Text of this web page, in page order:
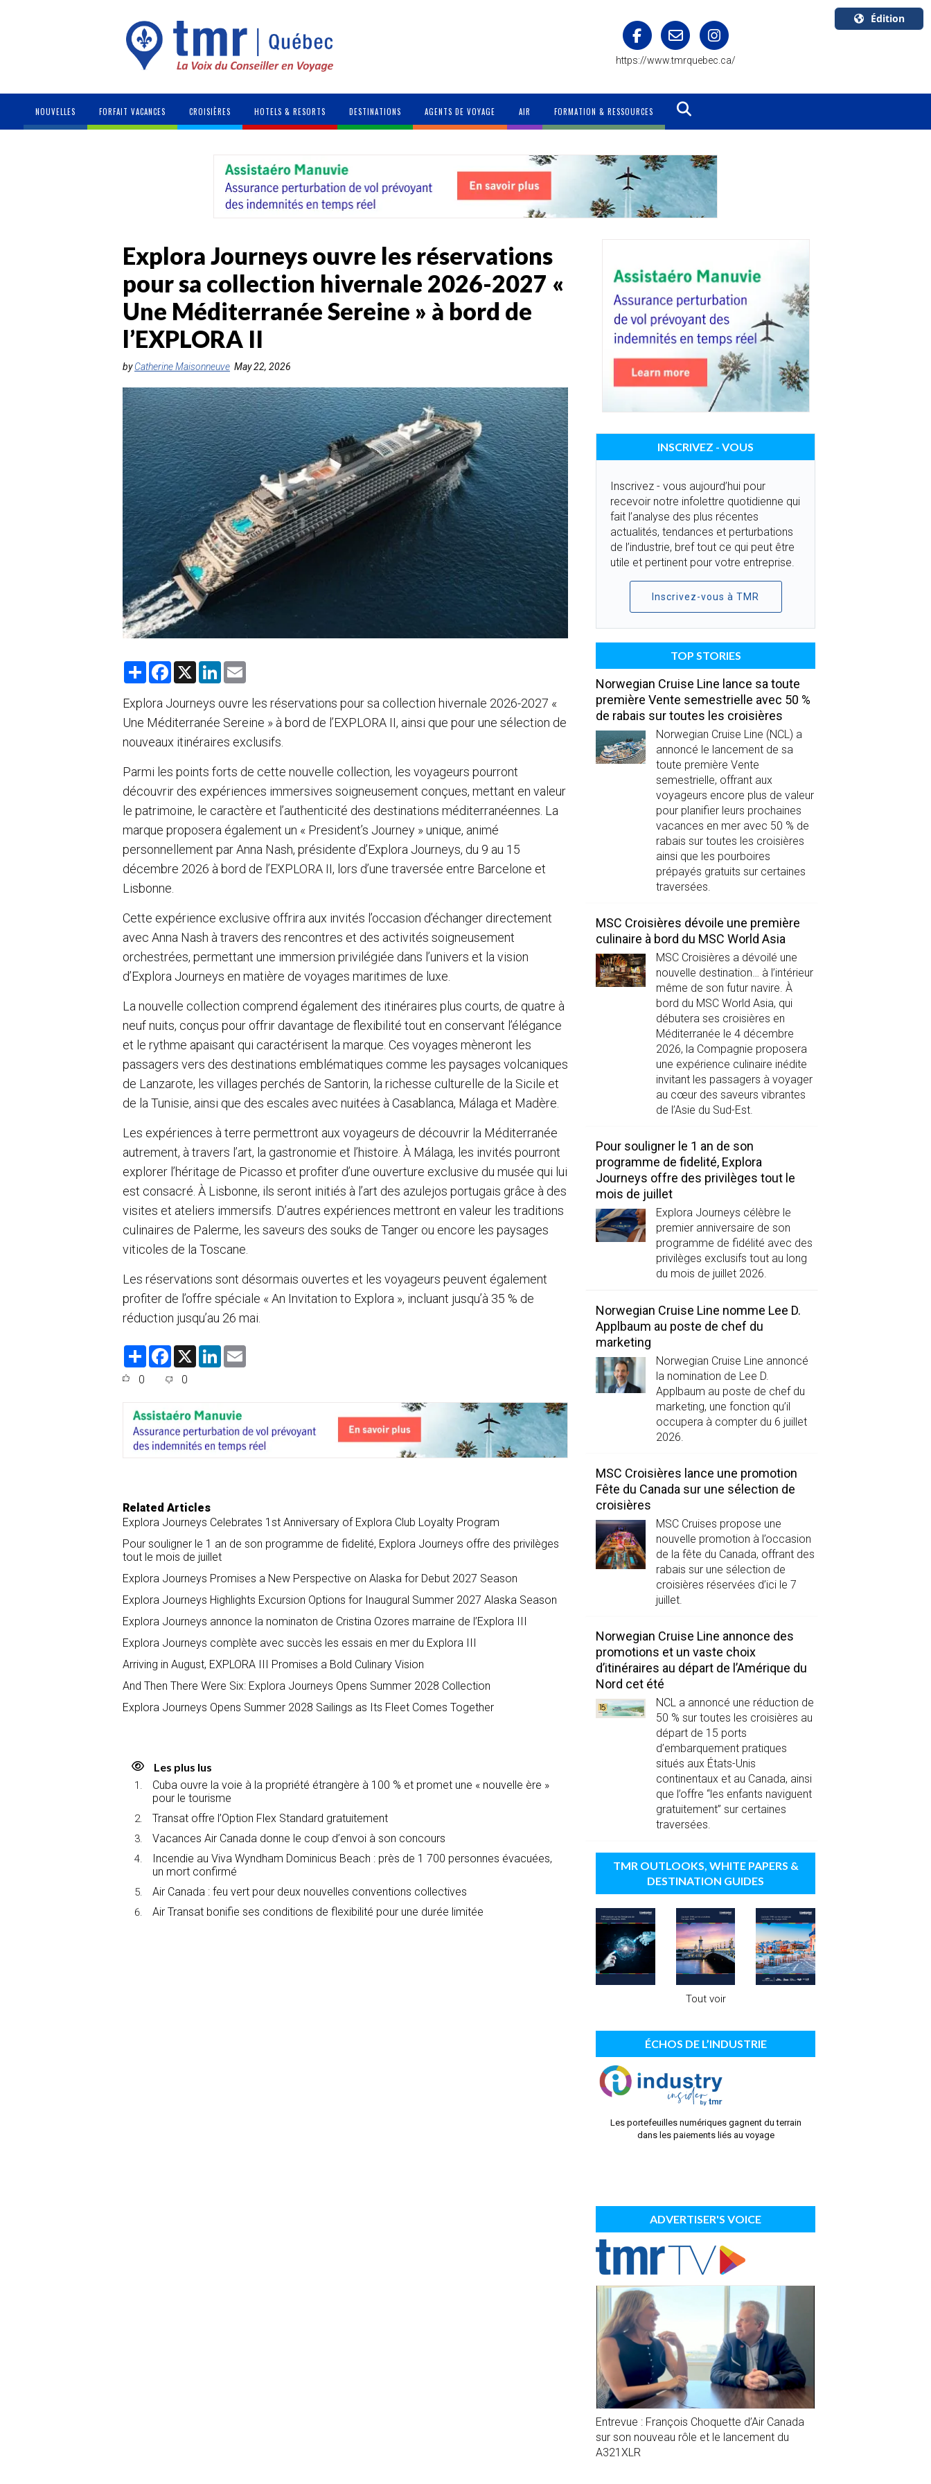
https://www.tmrquebec.ca/
Édition
Canada
NOUVELLES FORFAIT VACANCES CROISIÈRES HOTELS & RESORTS DESTINATIONS AGENTS DE VOYAGE AIR FORMATION & RESSOURCES
Explora Journeys ouvre les réservations
pour sa collection hivernale 2026-2027 «
Une Méditerranée Sereine » à bord de
l’EXPLORA II
byCatherine Maisonneuve May 22, 2026
S
r
e
F
e
b
o
k
X
L
k
e
d
n
i
l
Explora Journeys ouvre les réservations pour sa collection hivernale 2026-2027 «
Une Méditerranée Sereine » à bord de l’EXPLORA II, ainsi que pour une sélection de
nouveaux itinéraires exclusifs.
Parmi les points forts de cette nouvelle collection, les voyageurs pourront
découvrir des expériences immersives soigneusement conçues, mettant en valeur
le patrimoine, le caractère et l’authenticité des destinations méditerranéennes. La
marque proposera également un « President’s Journey » unique, animé
personnellement par Anna Nash, présidente d’Explora Journeys, du 9 au 15
décembre 2026 à bord de l’EXPLORA II, lors d’une traversée entre Barcelone et
Lisbonne.
Cette expérience exclusive offrira aux invités l’occasion d’échanger directement
avec Anna Nash à travers des rencontres et des activités soigneusement
orchestrées, permettant une immersion privilégiée dans l’univers et la vision
d’Explora Journeys en matière de voyages maritimes de luxe.
La nouvelle collection comprend également des itinéraires plus courts, de quatre à
neuf nuits, conçus pour offrir davantage de flexibilité tout en conservant l’élégance
et le rythme apaisant qui caractérisent la marque. Ces voyages mèneront les
passagers vers des destinations emblématiques comme les paysages volcaniques
de Lanzarote, les villages perchés de Santorin, la richesse culturelle de la Sicile et
de la Tunisie, ainsi que des escales avec nuitées à Casablanca, Málaga et Madère.
Les expériences à terre permettront aux voyageurs de découvrir la Méditerranée
autrement, à travers l’art, la gastronomie et l’histoire. À Málaga, les invités pourront
explorer l’héritage de Picasso et profiter d’une ouverture exclusive du musée qui lui
est consacré. À Lisbonne, ils seront initiés à l’art des azulejos portugais grâce à des
visites et ateliers immersifs. D’autres expériences mettront en valeur les traditions
culinaires de Palerme, les saveurs des souks de Tanger ou encore les paysages
viticoles de la Toscane.
Les réservations sont désormais ouvertes et les voyageurs peuvent également
profiter de l’offre spéciale « An Invitation to Explora », incluant jusqu’à 35 % de
réduction jusqu’au 26 mai.
S
F
e
o
k
X
L
I
n
0 0
Related Articles
Explora Journeys Celebrates 1st Anniversary of Explora Club Loyalty Program
Pour souligner le 1 an de son programme de fidelité, Explora Journeys offre des privilèges
tout le mois de juillet
Explora Journeys Promises a New Perspective on Alaska for Debut 2027 Season
Explora Journeys Highlights Excursion Options for Inaugural Summer 2027 Alaska Season
Explora Journeys annonce la nominaton de Cristina Ozores marraine de l’Explora III
Explora Journeys complète avec succès les essais en mer du Explora III
Arriving in August, EXPLORA III Promises a Bold Culinary Vision
And Then There Were Six: Explora Journeys Opens Summer 2028 Collection
Explora Journeys Opens Summer 2028 Sailings as Its Fleet Comes Together
Les plus lus
Cuba ouvre la voie à la propriété étrangère à 100 % et promet une « nouvelle ère »
pour le tourisme
Transat offre l’Option Flex Standard gratuitement
Vacances Air Canada donne le coup d’envoi à son concours
Incendie au Viva Wyndham Dominicus Beach : près de 1 700 personnes évacuées,
un mort confirmé
Air Canada : feu vert pour deux nouvelles conventions collectives
Air Transat bonifie ses conditions de flexibilité pour une durée limitée
INSCRIVEZ - VOUS
Inscrivez - vous aujourd’hui pour
recevoir notre infolettre quotidienne qui
fait l’analyse des plus récentes
actualités, tendances et perturbations
de l’industrie, bref tout ce qui peut être
utile et pertinent pour votre entreprise.
Inscrivez-vous à TMR
TOP STORIES
Norwegian Cruise Line lance sa toute
première Vente semestrielle avec 50 %
de rabais sur toutes les croisières
Norwegian Cruise Line (NCL) a
annoncé le lancement de sa
toute première Vente
semestrielle, offrant aux
voyageurs encore plus de valeur
pour planifier leurs prochaines
vacances en mer avec 50 % de
rabais sur toutes les croisières
ainsi que les pourboires
prépayés gratuits sur certaines
traversées.
MSC Croisières dévoile une première
culinaire à bord du MSC World Asia
MSC Croisières a dévoilé une
nouvelle destination… à l’intérieur
même de son futur navire. À
bord du MSC World Asia, qui
débutera ses croisières en
Méditerranée le 4 décembre
2026, la Compagnie proposera
une expérience culinaire inédite
invitant les passagers à voyager
au cœur des saveurs vibrantes
de l’Asie du Sud-Est.
Pour souligner le 1 an de son
programme de fidelité, Explora
Journeys offre des privilèges tout le
mois de juillet
Explora Journeys célèbre le
premier anniversaire de son
programme de fidélité avec des
privilèges exclusifs tout au long
du mois de juillet 2026.
Norwegian Cruise Line nomme Lee D.
Applbaum au poste de chef du
marketing
Norwegian Cruise Line annoncé
la nomination de Lee D.
Applbaum au poste de chef du
marketing, une fonction qu’il
occupera à compter du 6 juillet
2026.
MSC Croisières lance une promotion
Fête du Canada sur une sélection de
croisières
MSC Cruises propose une
nouvelle promotion à l’occasion
de la fête du Canada, offrant des
rabais sur une sélection de
croisières réservées d’ici le 7
juillet.
Norwegian Cruise Line annonce des
promotions et un vaste choix
d’itinéraires au départ de l’Amérique du
Nord cet été
NCL a annoncé une réduction de
50 % sur toutes les croisières au
départ de 15 ports
d’embarquement pratiques
situés aux États-Unis
continentaux et au Canada, ainsi
que l’offre “les enfants naviguent
gratuitement” sur certaines
traversées.
TMR OUTLOOKS, WHITE PAPERS &
DESTINATION GUIDES
Tout voir
ÉCHOS DE L’INDUSTRIE
Les portefeuilles numériques gagnent du terrain
dans les paiements liés au voyage
ADVERTISER'S VOICE
Entrevue : François Choquette d’Air Canada
sur son nouveau rôle et le lancement du
A321XLR